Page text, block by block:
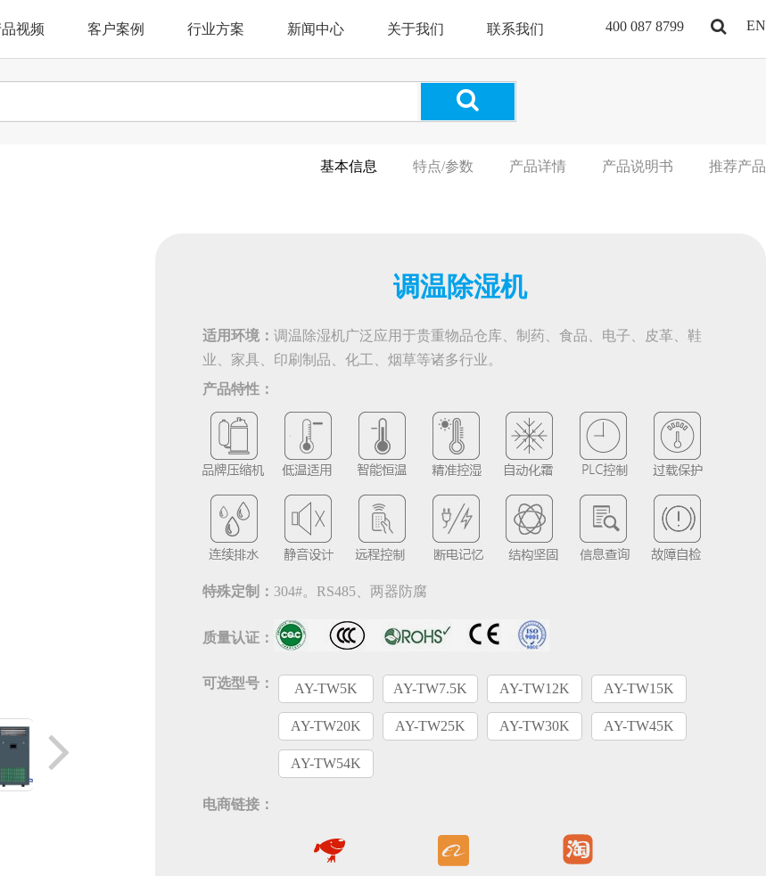
视频 客户案例 行业方案 新闻中心 关于我们 联系我们 400 087 8799 EN
基本信息 特点/参数 产品详情 产品说明书 推荐产品
调温除湿机
适用环境：调温除湿机广泛应用于贵重物品仓库、制药、食品、电子、皮革、鞋
业、家具、印刷制品、化工、烟草等诸多行业。
产品特性：
特殊定制： 304#。RS485、两器防腐
质量认证：
可选型号： AY-TW5K AY-TW7.5K AY-TW12K AY-TW15K
AY-TW20K AY-TW25K AY-TW30K AY-TW45K
AY-TW54K
电商链接：